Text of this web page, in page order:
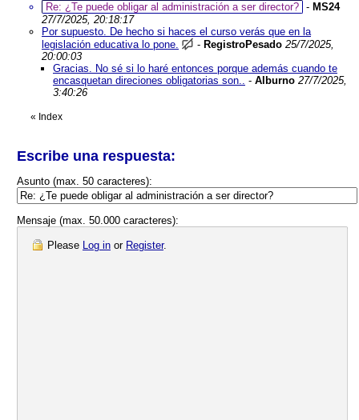
Re: ¿Te puede obligar al administración a ser director? - MS24
27/7/2025, 20:18:17
Por supuesto. De hecho si haces el curso verás que en la
legislación educativa lo pone.
- RegistroPesado 25/7/2025,
20:00:03
Gracias. No sé si lo haré entonces porque además cuando te
encasquetan direciones obligatorias son.. - Alburno 27/7/2025,
3:40:26
« Index
Escribe una respuesta:
Asunto (max. 50 caracteres):
Mensaje (max. 50.000 caracteres):
Please Log in or Register.